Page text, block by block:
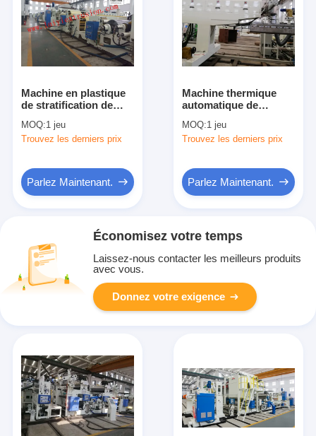
Machine en plastique
de stratification de
automatique avec le
système de
MOQ:1 jeu
Trouvez les derniers prix
Parlez Maintenant.
Machine thermique
automatique de
d'opération simple
pour le noyau de
MOQ:1 jeu
Trouvez les derniers prix
Parlez Maintenant.
Économisez votre temps
Laissez-nous contacter les meilleurs produits
avec vous.
Donnez votre exigence